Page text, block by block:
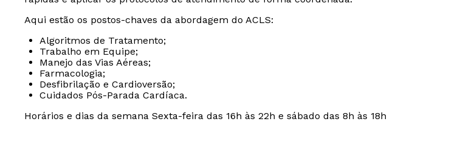
Aqui estão os postos-chaves da abordagem do ACLS:
Algoritmos de Tratamento;
Trabalho em Equipe;
Manejo das Vias Aéreas;
Farmacologia;
Desfibrilação e Cardioversão;
Cuidados Pós-Parada Cardíaca.
Horários e dias da semana Sexta-feira das 16h às 22h e sábado das 8h às 18h